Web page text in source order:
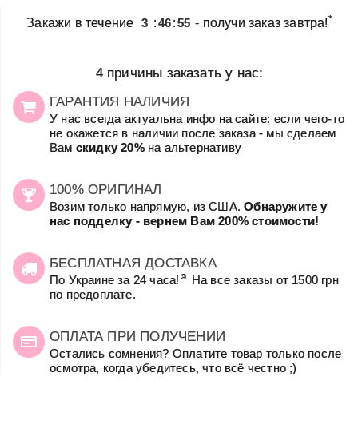
Закажи в течение 3 :46:55 - получи заказ завтра!*
4 причины заказать у нас:
ГАРАНТИЯ НАЛИЧИЯ
У нас всегда актуальна инфо на сайте: если чего-то
не окажется в наличии после заказа - мы сделаем
Вам скидку 20%на альтернативу
100% ОРИГИНАЛ
Возим только напрямую, из США.Обнаружите у
нас подделку - вернем Вам 200% стоимости!
БЕСПЛАТНАЯ ДОСТАВКА
По Украине за 24 часа! ☺
На все заказы от 1500 грн
по предоплате.
ОПЛАТА ПРИ ПОЛУЧЕНИИ
Остались сомнения? Оплатите товар только после
осмотра, когда убедитесь, что всё честно ;)